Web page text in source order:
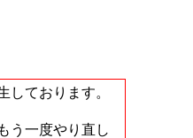
しております。
う一度やり直し